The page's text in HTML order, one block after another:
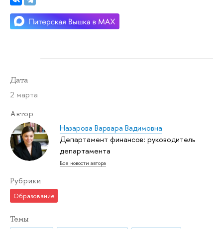
Дата
2 марта
Автор
Назарова Варвара Вадимовна
Департамент финансов: руководитель
департамента
Все новости автора
Рубрики
Образование
Темы